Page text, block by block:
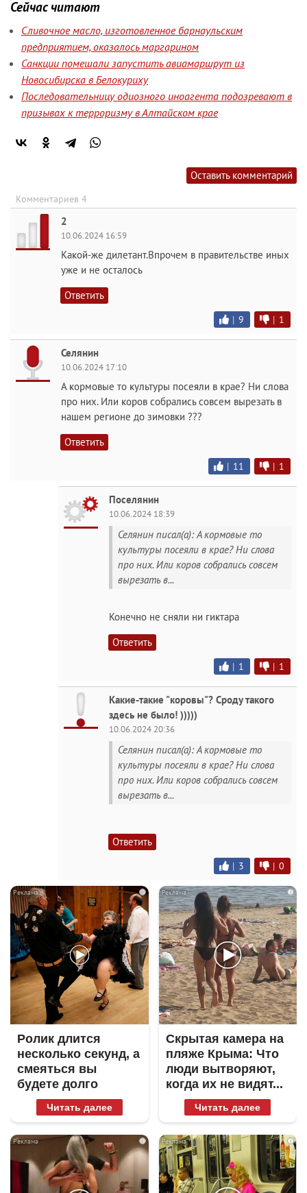
Сейчас читают
Сливочное масло, изготовленное барнаульским
предприятием, оказалось маргарином
Санкции помешали запустить авиамаршрут из
Новосибирска в Белокуриху
Последовательницу одиозного иноагента подозревают в
призывах к терроризму в Алтайском крае
Оставить комментарий
Комментариев 4
2
10.06.2024 16:59
Какой-же дилетант.Впрочем в правительстве иных
уже и не осталось
Ответить
| 9 | 1
Селянин
10.06.2024 17:10
А кормовые то культуры посеяли в крае? Ни слова
про них. Или коров собрались совсем вырезать в
нашем регионе до зимовки ???
Ответить
| 11 | 1
Поселянин
10.06.2024 18:39
Селянин писал(а): А кормовые то
культуры посеяли в крае? Ни слова
про них. Или коров собрались совсем
вырезать в...
Конечно не сняли ни гиктара
Ответить
| 1 | 1
Какие-такие "коровы"? Сроду такого
здесь не было! )))))
10.06.2024 20:36
Селянин писал(а): А кормовые то
культуры посеяли в крае? Ни слова
про них. Или коров собрались совсем
вырезать в...
Ответить
| 3 | 0
i
Ролик длится
несколько секунд, а
смеяться вы
будете долго
Читать далее
i
Скрытая камера на
пляже Крыма: Что
люди вытворяют,
когда их не видят...
Читать далее
i i